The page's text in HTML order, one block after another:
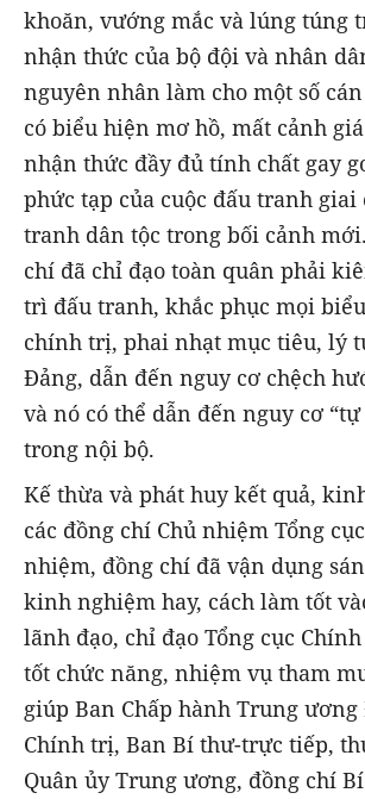
khoăn, vướng mắc và lúng túng
nhận thức của bộ đội và nhân
nguyên nhân làm cho một số
có biểu hiện mơ hồ, mất cảnh
nhận thức đầy đủ tính chất gay
phức tạp của cuộc đấu tranh giai
tranh dân tộc trong bối cảnh
chí đã chỉ đạo toàn quân phải
trì đấu tranh, khắc phục mọi
chính trị, phai nhạt mục tiêu, lý
Đảng, dẫn đến nguy cơ chệch
và nó có thể dẫn đến nguy cơ
trong nội bộ.
Kế thừa và phát huy kết quả,
các đồng chí Chủ nhiệm Tổng
nhiệm, đồng chí đã vận dụng
kinh nghiệm hay, cách làm tốt
lãnh đạo, chỉ đạo Tổng cục
tốt chức năng, nhiệm vụ tham
giúp Ban Chấp hành Trung ương
Chính trị, Ban Bí thư-trực tiếp,
Quân ủy Trung ương, đồng chí